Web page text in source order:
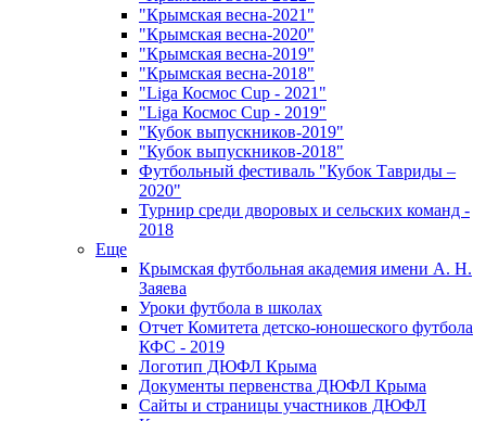
"Крымская весна-2021"
"Крымская весна-2020"
"Крымская весна-2019"
"Крымская весна-2018"
"Liga Космос Cup - 2021"
"Liga Космос Cup - 2019"
"Кубок выпускников-2019"
"Кубок выпускников-2018"
Футбольный фестиваль "Кубок Тавриды –
2020"
Турнир среди дворовых и сельских команд -
2018
Еще
Крымская футбольная академия имени А. Н.
Заяева
Уроки футбола в школах
Отчет Комитета детско-юношеского футбола
КФС - 2019
Логотип ДЮФЛ Крыма
Документы первенства ДЮФЛ Крыма
Сайты и страницы участников ДЮФЛ